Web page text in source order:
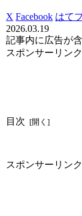
X Facebook はて
2026.03.19
記事内に広告が
スポンサーリンク
目次
スポンサーリンク